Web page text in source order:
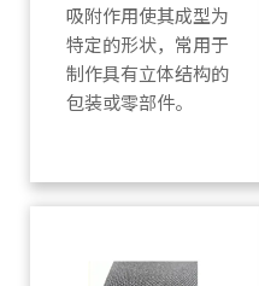
吸附作用使其成型为
特定的形状，常用于
制作具有立体结构的
包装或零部件。